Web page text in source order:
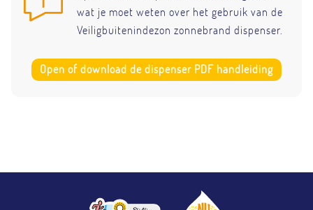
wat je moet weten over het gebruik van de
Veiligbuitenindezon zonnebrand dispenser.
Open of download de dispenser PDF handleiding